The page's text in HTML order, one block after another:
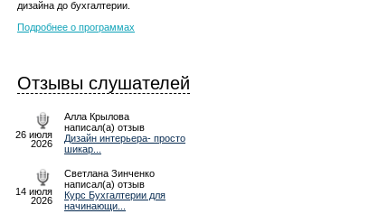
дизайна до бухгалтерии.
Подробнее о программах
Отзывы слушателей
26 июля
2026
Алла Крылова
написал(а) отзыв
Дизайн интерьера- просто
шикар...
14 июля
2026
Светлана Зинченко
написал(а) отзыв
Курс Бухгалтерии для
начинающи...